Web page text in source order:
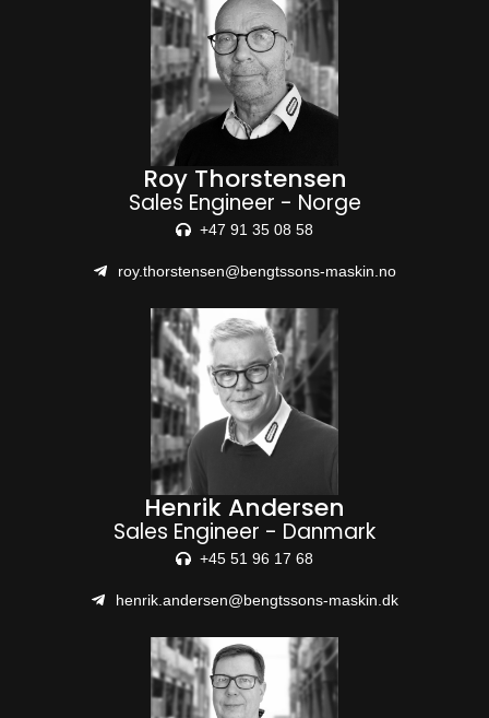
Roy Thorstensen
Sales Engineer - Norge
+47 91 35 08 58
roy.thorstensen@bengtssons-maskin.no
Henrik Andersen
Sales Engineer - Danmark
+45 51 96 17 68
henrik.andersen@bengtssons-maskin.dk